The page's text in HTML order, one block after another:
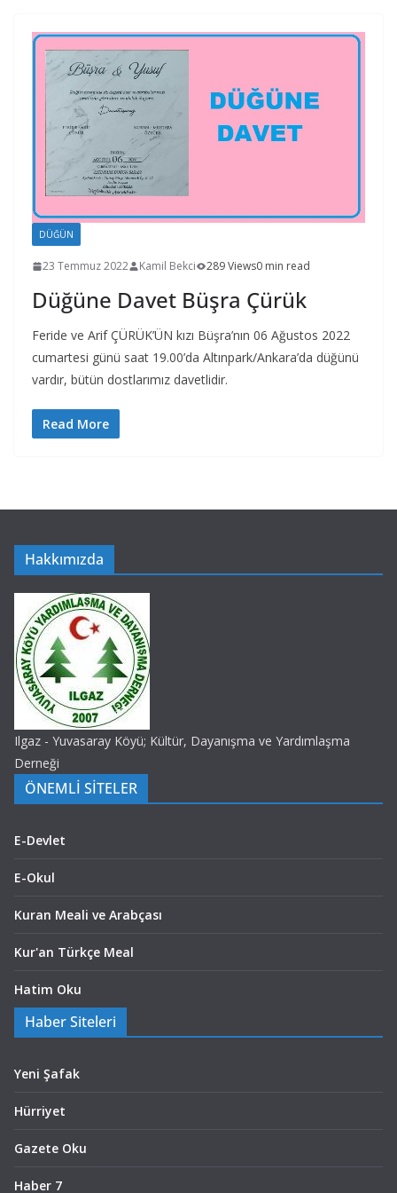
DÜĞÜN
23 Temmuz 2022 Kamil Bekci 289 Views0 min read
Düğüne Davet Büşra Çürük
Feride ve Arif ÇÜRÜK’ÜN kızı Büşra’nın 06 Ağustos 2022
cumartesi günü saat 19.00’da Altınpark/Ankara’da düğünü
vardır, bütün dostlarımız davetlidir.
Read More
Hakkımızda
Ilgaz - Yuvasaray Köyü; Kültür, Dayanışma ve Yardımlaşma
Derneği
ÖNEMLİ SİTELER
E-Devlet
E-Okul
Kuran Meali ve Arabçası
Kur'an Türkçe Meal
Hatim Oku
Haber Siteleri
Yeni Şafak
Hürriyet
Gazete Oku
Haber 7